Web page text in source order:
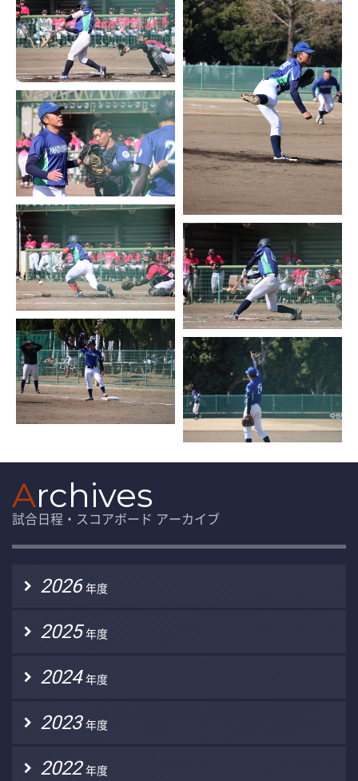
Archives
試合日程・スコアボード アーカイブ
2026 年度
2025 年度
2024 年度
2023 年度
2022 年度